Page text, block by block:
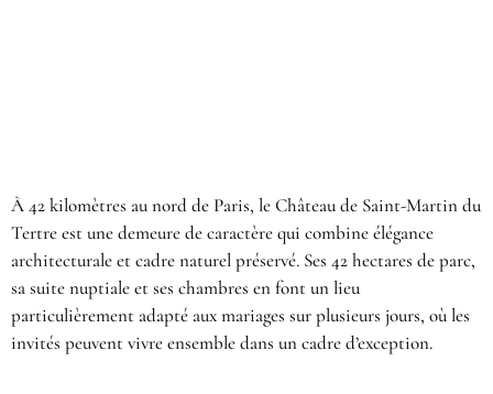
À 42 kilomètres au nord de Paris, le Château de Saint-Martin du
Tertre est une demeure de caractère qui combine élégance
architecturale et cadre naturel préservé. Ses 42 hectares de parc,
sa suite nuptiale et ses chambres en font un lieu
particulièrement adapté aux mariages sur plusieurs jours, où les
invités peuvent vivre ensemble dans un cadre d’exception.